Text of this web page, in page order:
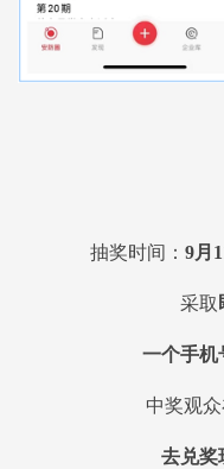
抽奖时间： 9月
采取
一个手机
中奖观
去兑奖